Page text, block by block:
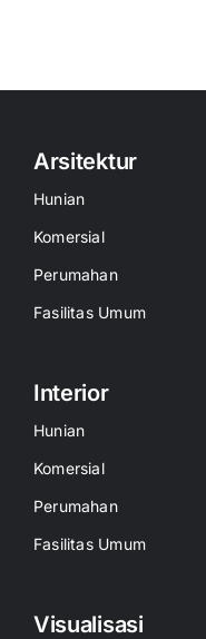
Arsitektur
Hunian
Komersial
Perumahan
Fasilitas Umum
Interior
Hunian
Komersial
Perumahan
Fasilitas Umum
Visualisasi